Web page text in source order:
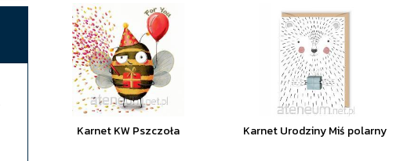
Karnet KW Pszczoła Karnet Urodziny Miś polarny